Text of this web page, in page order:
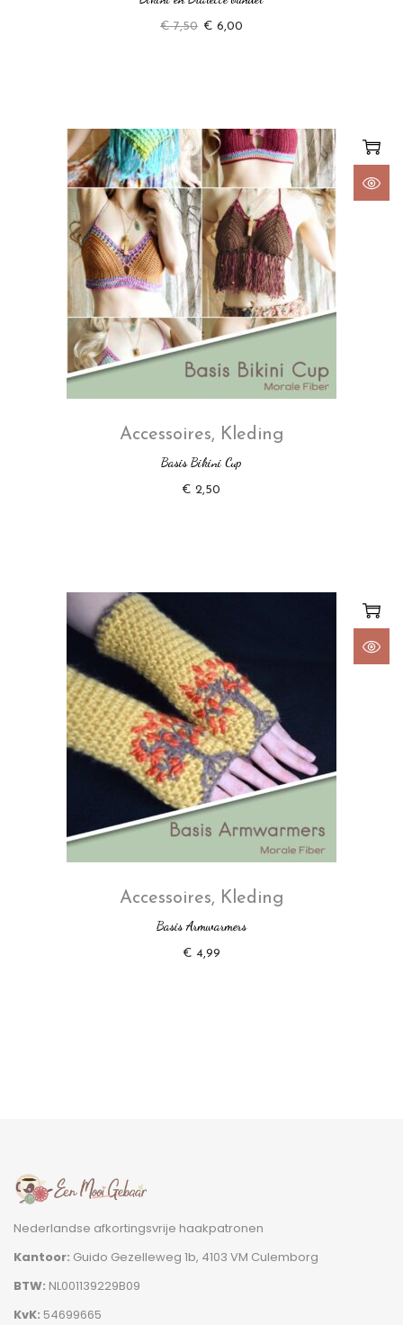
€7,50 € 6,00
Accessoires, Kleding
Basis Bikini Cup
€ 2,50
Accessoires, Kleding
Basis Armwarmers
€ 4,99
Nederlandse afkortingsvrije haakpatronen
Kantoor: Guido Gezelleweg 1b, 4103 VM Culemborg
BTW: NL001139229B09
KvK: 54699665